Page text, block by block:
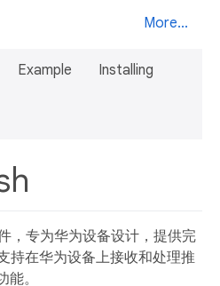
More...
Example Installing
，专为华为设备设计，提供完
持在华为设备上接收和处理推
。